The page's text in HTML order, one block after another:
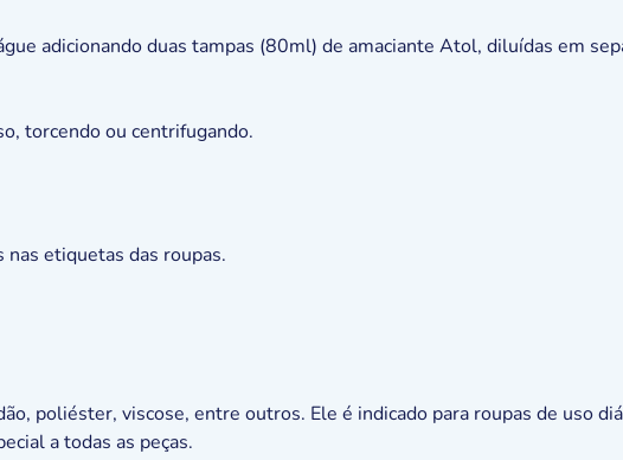
adicionando duas tampas (80ml) de amaciante Atol, diluídas em
torcendo ou centrifugando.
etiquetas das roupas.
poliéster, viscose, entre outros. Ele é indicado para roupas de uso
a todas as peças.